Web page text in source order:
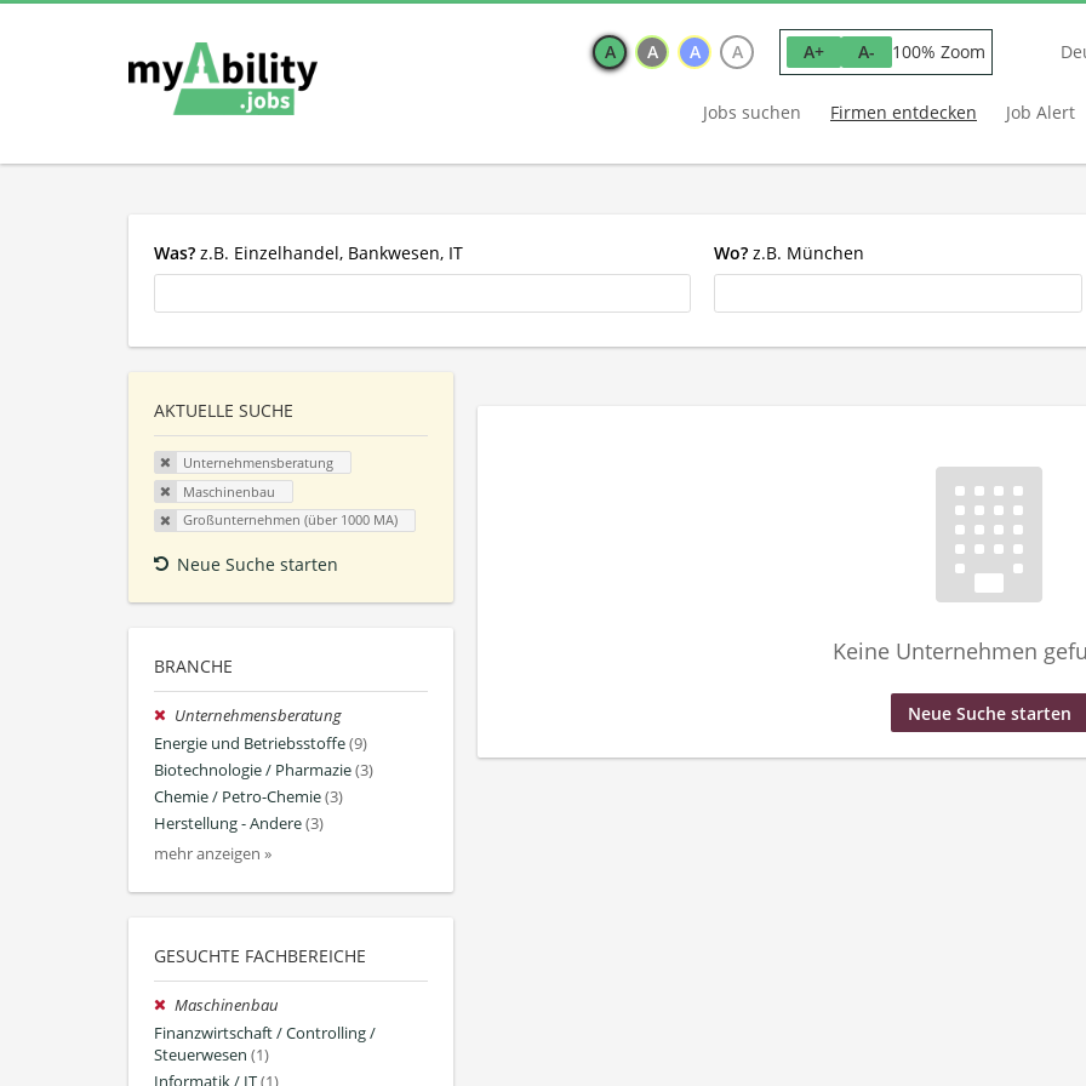
A A A A A+ A- 100% Zoom
Jobs suchen Firmen entdecken Job Alert
Was? z.B. Einzelhandel, Bankwesen, IT Wo? z.B. München
AKTUELLE SUCHE
Unternehmensberatung
Maschinenbau
Großunternehmen (über 1000 MA)
Neue Suche starten
BRANCHE
Unternehmensberatung
Energie und Betriebsstoffe(9)
Biotechnologie / Pharmazie(3)
Chemie / Petro-Chemie(3)
Herstellung - Andere(3)
mehr anzeigen »
GESUCHTE FACHBEREICHE
Maschinenbau
Finanzwirtschaft / Controlling /
Steuerwesen (1)
Informatik / IT(1)
Keine Unternehmen
Neue Suche starten